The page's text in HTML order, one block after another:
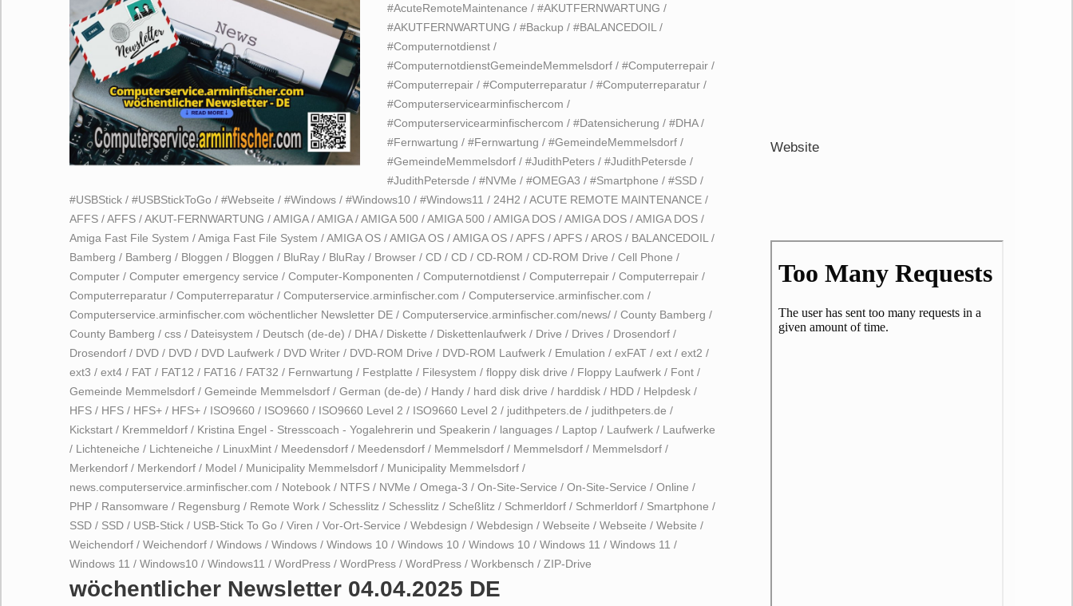
#AcuteRemoteMaintenance /#AKUTFERNWARTUNG /
#AKUTFERNWARTUNG /#Backup /#BALANCEDOIL /
#Computernotdienst /
#ComputernotdienstGemeindeMemmelsdorf /#Computerrepair /
#Computerrepair /#Computerreparatur /#Computerreparatur /
#Computerservicearminfischercom /
#Computerservicearminfischercom /#Datensicherung /#DHA/
#Fernwartung /#Fernwartung /#GemeindeMemmelsdorf /
#GemeindeMemmelsdorf /#JudithPeters /#JudithPetersde /
#JudithPetersde /#NVMe /#OMEGA3 /#Smartphone /#SSD /
#USBStick / #USBStickToGo / #Webseite / #Windows / #Windows10 / #Windows11 / 24H2 /ACUTE REMOTE MAINTENANCE /
AFFS /AFFS /AKUT-FERNWARTUNG /AMIGA/AMIGA/AMIGA 500 /AMIGA 500 /AMIGA DOS /AMIGA DOS /AMIGA DOS /
Amiga Fast File System /Amiga Fast File System /AMIGA OS /AMIGA OS /AMIGA OS /APFS /APFS /AROS / BALANCEDOIL /
Bamberg / Bamberg / Bloggen / Bloggen / BluRay / BluRay / Browser / CD / CD / CD-ROM / CD-ROM Drive / Cell Phone /
Computer / Computer emergency service / Computer-Komponenten / Computernotdienst / Computerrepair / Computerrepair /
Computerreparatur / Computerreparatur / Computerservice.arminfischer.com / Computerservice.arminfischer.com /
Computerservice.arminfischer.com wöchentlicher Newsletter DE / Computerservice.arminfischer.com/news/ / County Bamberg /
County Bamberg / css / Dateisystem / Deutsch (de-de) / DHA/ Diskette / Diskettenlaufwerk / Drive / Drives / Drosendorf /
Drosendorf / DVD / DVD / DVD Laufwerk / DVD Writer / DVD-ROM Drive / DVD-ROM Laufwerk / Emulation / exFAT / ext / ext2 /
ext3 / ext4 / FAT / FAT12 / FAT16 / FAT32 / Fernwartung / Festplatte / Filesystem / floppy disk drive / Floppy Laufwerk / Font /
Gemeinde Memmelsdorf / Gemeinde Memmelsdorf / German (de-de) / Handy / hard disk drive / harddisk / HDD / Helpdesk /
HFS / HFS / HFS+ / HFS+ / ISO9660 / ISO9660 / ISO9660 Level 2 / ISO9660 Level 2 / judithpeters.de / judithpeters.de /
Kickstart / Kremmeldorf / Kristina Engel - Stresscoach - Yogalehrerin und Speakerin / languages / Laptop / Laufwerk / Laufwerke
/ Lichteneiche / Lichteneiche / LinuxMint / Meedensdorf / Meedensdorf / Memmelsdorf / Memmelsdorf / Memmelsdorf /
Merkendorf / Merkendorf / Model / Municipality Memmelsdorf / Municipality Memmelsdorf /
news.computerservice.arminfischer.com / Notebook / NTFS / NVMe / Omega-3 / On-Site-Service / On-Site-Service / Online /
PHP / Ransomware / Regensburg / Remote Work / Schesslitz / Schesslitz / Scheßlitz / Schmerldorf / Schmerldorf / Smartphone /
SSD / SSD / USB-Stick / USB-Stick To Go / Viren / Vor-Ort-Service / Webdesign / Webdesign / Webseite / Webseite / Website /
Weichendorf / Weichendorf / Windows / Windows / Windows 10 / Windows 10 / Windows 10 / Windows 11 / Windows 11 /
Windows 11 / Windows10 / Windows11 / WordPress / WordPress / WordPress / Workbensch / ZIP-Drive
wöchentlicher Newsletter 04.04.2025 DE
Website